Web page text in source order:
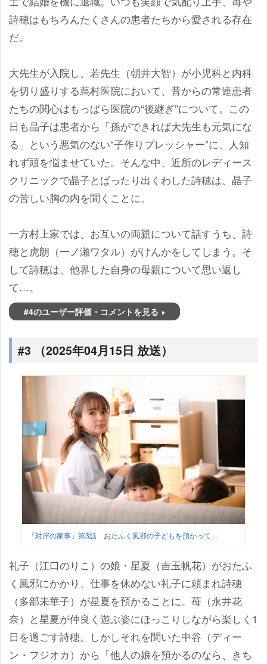
詩穂はもちろんたくさんの患者たちから愛される存在
だ。
大先生が入院し、若先生（朝井大智）が小児科と内科
を切り盛りする蔦村医院において、昔からの常連患者
たちの関心はもっぱら医院の“後継ぎ”について。この
日も晶子は患者から「孫ができれば大先生も元気にな
る」という悪気のない“子作りプレッシャー”に、人知
れず頭を悩ませていた。そんな中、近所のレディース
クリニックで晶子とばったり出くわした詩穂は、晶子
の苦しい胸の内を聞くことに。
一方村上家では、お互いの両親について話すうち、詩
穂と虎朗（一ノ瀬ワタル）がけんかをしてしまう。そ
して詩穂は、他界した自身の母親について思い返し
て…。
#4のユーザー評価・コメントを見る
#3 （2025年04月15日 放送）
『対岸の家事』第3話 おたふく風邪の子どもを預かって…
礼子（江口のりこ）の娘・星夏（吉玉帆花）がおたふ
く風邪にかかり、仕事を休めない礼子に頼まれ詩穂
（多部未華子）が星夏を預かることに。苺（永井花
奈）と星夏が仲良く遊ぶ姿にほっこりしながら楽しく1
日を過ごす詩穂。しかしそれを聞いた中谷（ディー
ン・フジオカ）から「他人の娘を預かるのなら、きち